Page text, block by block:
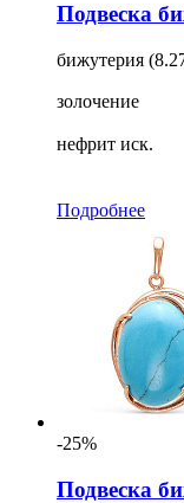
Подвеска
бижутерия
золочение
нефрит иск.
Подробнее
-25%
Подвеска